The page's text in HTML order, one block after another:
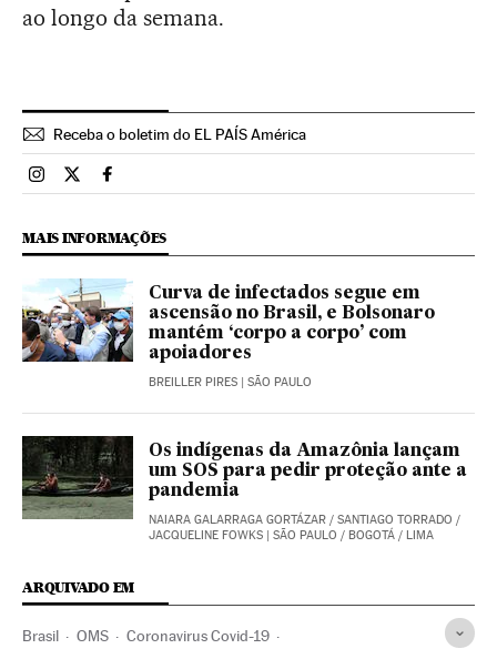
ao longo da semana.
Receba o boletim do EL PAÍS América
Brasil El País Brasil en Instagram
Brasil El País Brasil en Twitter
Brasil El País Brasil en Facebook
MAIS INFORMAÇÕES
Curva de infectados segue em
ascensão no Brasil, e Bolsonaro
mantém ‘corpo a corpo’ com
apoiadores
BREILLER PIRES | SÃO PAULO
Os indígenas da Amazônia lançam
um SOS para pedir proteção ante a
pandemia
NAIARA GALARRAGA GORTÁZAR / SANTIAGO TORRADO /
JACQUELINE FOWKS | SÃO PAULO / BOGOTÁ / LIMA
ARQUIVADO EM
Brasil OMS Coronavirus Covid-19